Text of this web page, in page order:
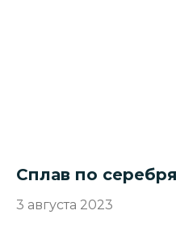
Сплав по
3 августа 2023